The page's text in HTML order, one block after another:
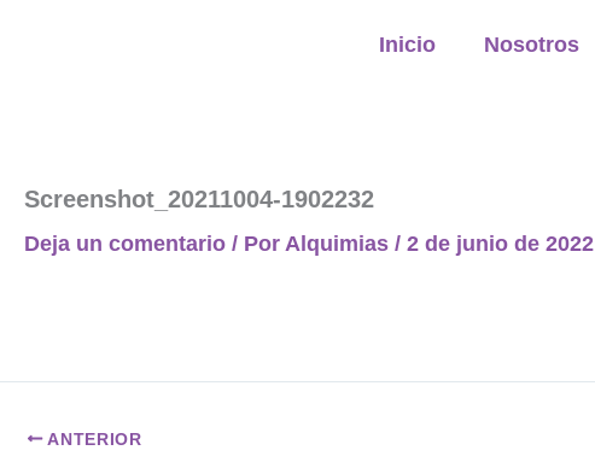
Inicio Nosotros
Screenshot_20211004-1902232
Deja un comentario / Por Alquimias / 2 de junio de 2022
ANTERIOR